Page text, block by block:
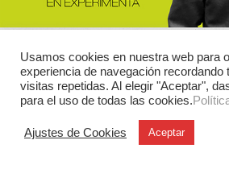
Usamos cookies en nuestra web para
experiencia de navegación recordando
visitas repetidas. Al elegir "Aceptar",
para el uso de todas las cookies.
Ajustes de Cookies Aceptar